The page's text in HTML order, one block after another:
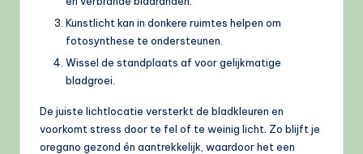
Kunstlicht kan in donkere ruimtes helpen om
fotosynthese te ondersteunen.
Wissel de standplaats af voor gelijkmatige
bladgroei.
De juiste lichtlocatie versterkt de bladkleuren en
voorkomt stress door te fel of te weinig licht. Zo blijft je
oregano gezond én aantrekkelijk, waardoor het een